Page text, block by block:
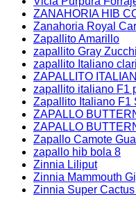
ZANAHORIA HIB
Zanahoria Royal
Zapallito Amarillo
zapallito Gray
zapallito Italiano
ZAPALLITO
zapallito italiano F1
Zapallito Italiano F1
ZAPALLO
ZAPALLO
Zapallo Camote
zapallo hib bola 8
Zinnia Liliput
Zinnia Mammouth
Zinnia Super